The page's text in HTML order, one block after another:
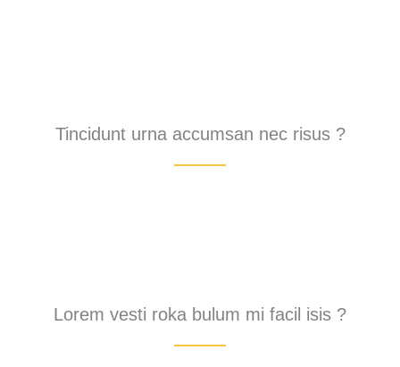
Tincidunt urna accumsan nec risus ?
Lorem vesti roka bulum mi facil isis ?